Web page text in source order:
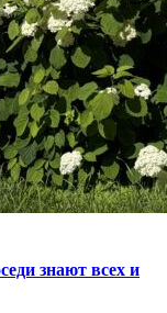
знают всех и